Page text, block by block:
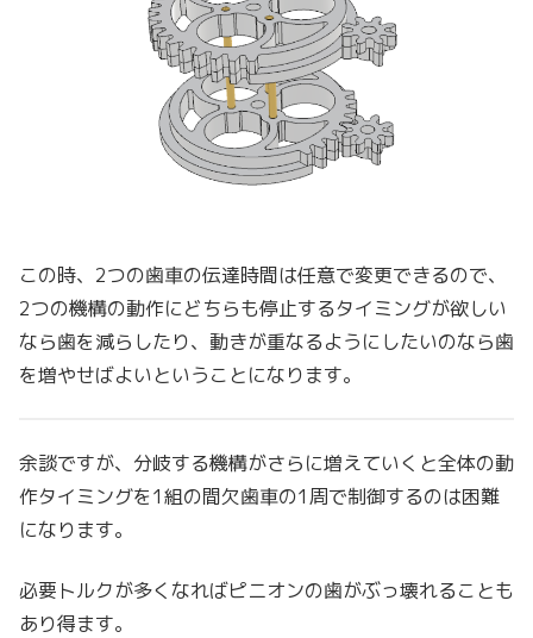
この時、2つの歯車の伝達時間は任意で変更できるので、
2つの機構の動作にどちらも停止するタイミングが欲しい
なら歯を減らしたり、動きが重なるようにしたいのなら歯
を増やせばよいということになります。
余談ですが、分岐する機構がさらに増えていくと全体の動
作タイミングを1組の間欠歯車の1周で制御するのは困難
になります。
必要トルクが多くなればピニオンの歯がぶっ壊れることも
あり得ます。